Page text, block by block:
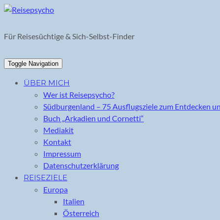
Skip
content
Für Reisesüchtige & Sich-Selbst-Finder
Toggle Navigation
ÜBER MICH
Wer ist Reisepsycho?
Südburgenland – 75 Ausflugsziele zum Entdecken
Buch „Arkadien und Cornetti“
Mediakit
Kontakt
Impressum
Datenschutzerklärung
REISEZIELE
Europa
Italien
Österreich